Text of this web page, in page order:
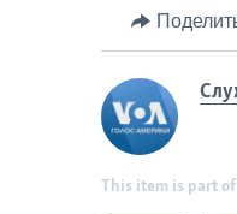
This item is part of